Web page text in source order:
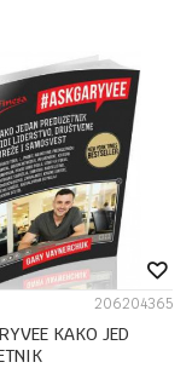
206204365
KAKO JED